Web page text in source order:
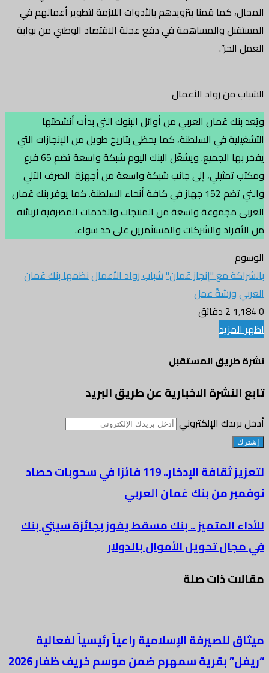
المجال، كما قمنا بتزويدهم بالأدوات اللازمة لتطوير أعمالهم في
المستقبل والمساهمة في دفع عجلة الاقتصاد الوطني من بوابة
العمل الحر”.
الشباب من رواد الأعمال
ويُعد بنك عُمان العربي من أوائل البنوك التي بدأت أنشطتها
التشغيلية في السلطنة، كما يحظى بتاريخ طويل من الإنجازات التي
يفخر بها الجميع. ويشغّل البنك اليوم شبكة واسعة تضم 65 فرع
ومكتب تمثيلي، إلى جانب شبكة واسعة من أجهزة الصرف الآلي
والتي تضم 152 جهاز في كافة أنحاء السلطنة. كما يوفر بنك عُمان
العربي مجموعة واسعة من المنتجات والخدمات المصرفية لزبائنه
من الأفراد والشركات والمستثمرين على حد سواء.
الوسوم
بالشراكة مع "إنجاز عُمان"شباب رواد الأعمالنظمها بنك عُمان
العربيورشةً عمل
0
2 دقائق
اظهر المزيد
نشرة طريق المستقبل
تابع النشرة الاخبارية عن طريق البريد
أدخل بريدك الإلكتروني
لتعزيز ثقافة الإدخار.. 119 فائزا في سحوبات حصاد
نوفمبر من بنك عُمان العربي
للأداء المتميز .. بنك مسقط يفوز بجائزة سيتي بنك
في مجال تحويل الأموال بالدولار
مقالات ذات صلة
ميثاق للصيرفة الإسلامية راعياً رئيسياً لفعالية
“ريفل” بقرية سمهرم ضمن موسم خريف ظفار 2026